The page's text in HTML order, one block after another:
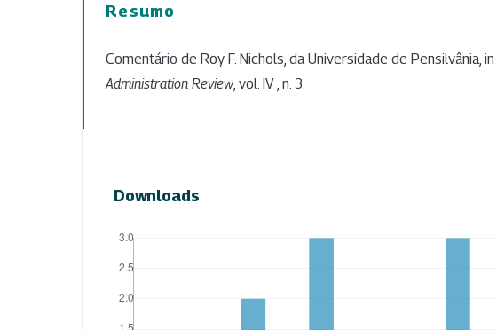
Resumo
Comentário de Roy F. Nichols, da Universidade de Pensilvânia, in
Administration Review , vol. IV , n. 3.
Downloads